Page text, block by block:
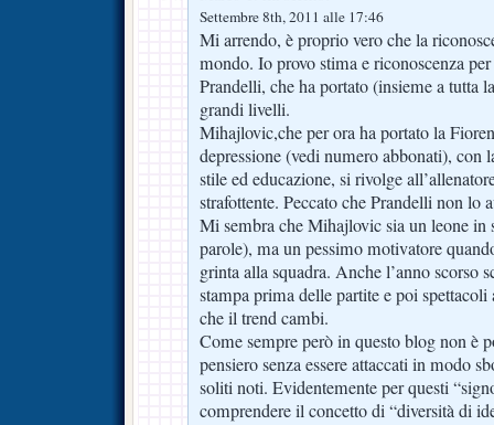
Settembre 8th, 2011 alle 17:46
Mi arrendo, è proprio vero che la
mondo. Io provo stima e riconoscenza
Prandelli, che ha portato (insieme a tutta
grandi livelli.
Mihajlovic,che per ora ha portato la
depressione (vedi numero abbonati), con
stile ed educazione, si rivolge
strafottente. Peccato che Prandelli non lo
Mi sembra che Mihajlovic sia un leone in
parole), ma un pessimo motivatore
grinta alla squadra. Anche l’anno scorso
stampa prima delle partite e poi
che il trend cambi.
Come sempre però in questo blog non è
pensiero senza essere attaccati in modo
soliti noti. Evidentemente per questi
comprendere il concetto di “diversità di